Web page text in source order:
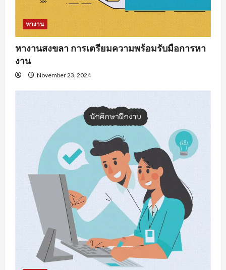
หางาน
หางานสงขลา การเตรียมความพร้อมรับมือการหา
งาน
November 23, 2024